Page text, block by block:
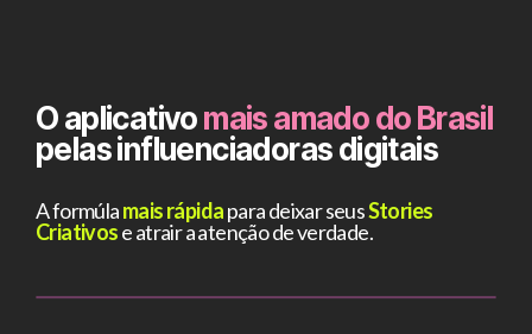
O aplicativomais amado do Brasil
pelas influenciadoras digitais
A formúlamais rápidapara deixar seusStories
Criativose atrair a atenção de verdade.